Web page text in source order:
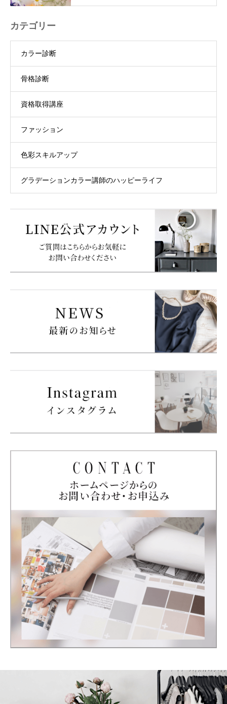
カテゴリー
カラー診断
骨格診断
資格取得講座
ファッション
色彩スキルアップ
グラデーションカラー講師のハッピーライフ
ブログ お問い合わせ